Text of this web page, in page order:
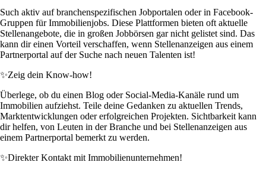
Such aktiv auf branchenspezifischen Jobportalen oder in Facebook-
Gruppen für Immobilienjobs. Diese Plattformen bieten oft aktuelle
Stellenangebote, die in großen Jobbörsen gar nicht gelistet sind. Das
kann dir einen Vorteil verschaffen, wenn Stellenanzeigen aus einem
Partnerportal auf der Suche nach neuen Talenten ist!
✨Zeig dein Know-how!
Überlege, ob du einen Blog oder Social-Media-Kanäle rund um
Immobilien aufziehst. Teile deine Gedanken zu aktuellen Trends,
Marktentwicklungen oder erfolgreichen Projekten. Sichtbarkeit kann
dir helfen, von Leuten in der Branche und bei Stellenanzeigen aus
einem Partnerportal bemerkt zu werden.
✨Direkter Kontakt mit Immobilienunternehmen!